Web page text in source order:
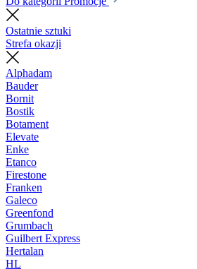
Ostatnie sztuki
Strefa okazji
Alphadam
Bauder
Bornit
Bostik
Botament
Elevate
Enke
Etanco
Firestone
Franken
Galeco
Greenfond
Grumbach
Guilbert Express
Hertalan
HL